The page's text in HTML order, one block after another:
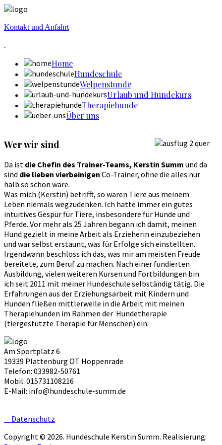
Kontakt und Anfahrt
.
Home
Hundeschule
Welpenstunde
Urlaub und Hundekurs
Therapiehunde
Über uns
Wer wir sind
Da ist die Chefin des Trainer-Teams, Kerstin Summ und da
sind die lieben vierbeinigen Co-Trainer, ohne die alles nur
halb so schön wäre.
Was mich (Kerstin) betrifft, so waren Tiere aus meinem
Leben niemals wegzudenken. Ich hatte immer ein gutes
intuitives Gespür für Tiere, insbesondere für Hunde und
Pferde. Vor mehr als 25 Jahren begann ich damit, meinen
Hund gezielt in meine Arbeit als Erzieherin einzubeziehen
und war selbst erstaunt, was für Erfolge sich einstellten.
Irgendwann beschloss ich das, was mir am meisten Freude
bereitete, zum Beruf zu machen. Nach einer fundierten
Ausbildung, vielen weiteren Kursen und Fortbildungen bin
ich seit 2011 mit meiner Hundeschule selbständig tätig. Die
Erfahrungen aus der Erziehungsarbeit mit Kindern und
Hunden fließen mittlerweile in die Arbeit mit meinen
Therapiehunden im Rahmen der Hundetherapie
(tiergestützte Therapie für Menschen) ein.
Am Sportplatz 6
19339 Plattenburg OT Hoppenrade
Telefon: 033982-50761
Mobil: 015731108216
E-Mail: info@hundeschule-summ.de
Datenschutz
Copyright © 2026. Hundeschule Kerstin Summ. Realisierung: